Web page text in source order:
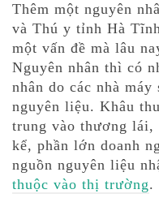
Thêm một nguyên
và Thú y tỉnh Hà
một vấn đề mà lâu
Nguyên nhân thì có
nhân do các nhà
nguyên liệu. Khâu
trung vào thương lái,
kể, phần lớn doanh
nguồn nguyên liệu
thuộc vào thị trường.